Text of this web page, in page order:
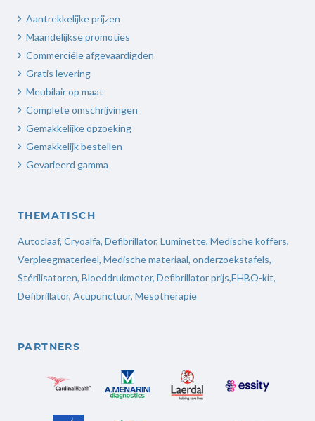
Aantrekkelijke prijzen
Maandelijkse promoties
Commerciële afgevaardigden
Gratis levering
Meubilair op maat
Complete omschrijvingen
Gemakkelijke opzoeking
Gemakkelijk bestellen
Gevarieerd gamma
THEMATISCH
Autoclaaf, Cryoalfa, Defibrillator, Luminette, Medische koffers,
Verpleegmaterieel, Medische materiaal, onderzoekstafels,
Stérilisatoren, Bloeddrukmeter, Defibrillator prijs,EHBO-kit,
Defibrillator, Acupunctuur, Mesotherapie
PARTNERS